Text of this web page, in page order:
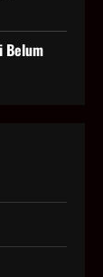
Belum